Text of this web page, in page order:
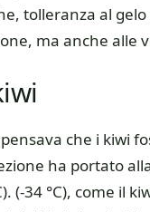
tolleranza al
ma anche alle
che i kiwi
ha portato
(-34 °C), come